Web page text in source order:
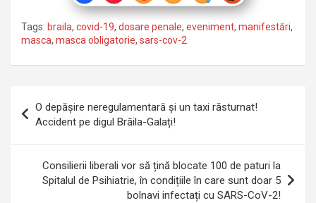
Tags: braila, covid-19, dosare penale, eveniment, manifestări,
masca, masca obligatorie, sars-cov-2
în
articole
O depășire neregulamentară și un taxi răsturnat!
Accident pe digul Brăila-Galați!
Consilierii liberali vor să țină blocate 100 de paturi la
Spitalul de Psihiatrie, în condițiile în care sunt doar 5
bolnavi infectați cu SARS-CoV-2!